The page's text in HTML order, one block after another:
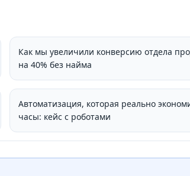
Как мы увеличили конверсию отдела
на 40% без найма
Автоматизация, которая реально
часы: кейс с роботами